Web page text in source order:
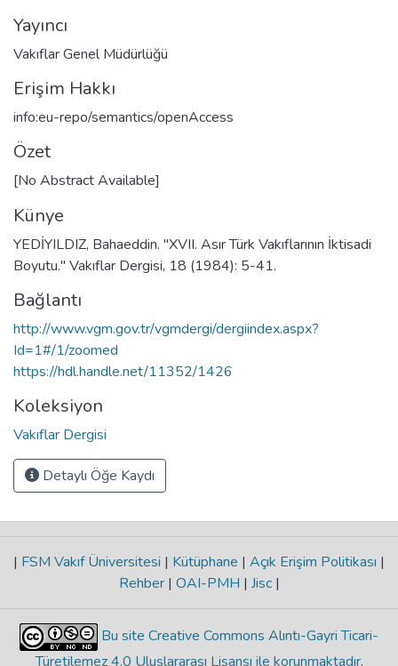
Yayıncı
Vakıflar Genel Müdürlüğü
Erişim Hakkı
info:eu-repo/semantics/openAccess
Özet
[No Abstract Available]
Künye
YEDİYILDIZ, Bahaeddin. "XVII. Asır Türk Vakıflarının İktisadi
Boyutu." Vakıflar Dergisi, 18 (1984): 5-41.
Bağlantı
http://www.vgm.gov.tr/vgmdergi/dergiindex.aspx?
Id=1#/1/zoomed
https://hdl.handle.net/11352/1426
Koleksiyon
Vakıflar Dergisi
Detaylı Öğe Kaydı
| FSM Vakıf Üniversitesi | Kütüphane | Açık Erişim Politikası |
Rehber | OAI-PMH | Jisc |
Bu site Creative Commons Alıntı-Gayri Ticari-
Türetilemez 4.0 Uluslararası Lisansı ile korunmaktadır.